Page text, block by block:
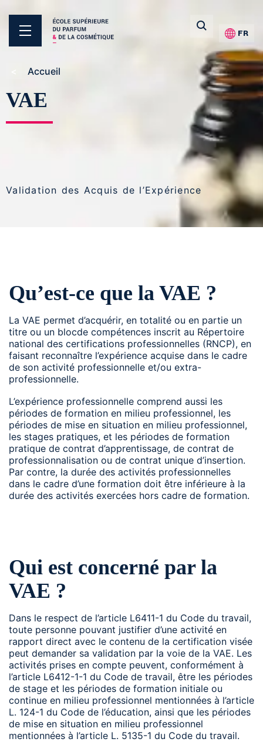
FR
Accueil
VAE
Validation des Acquis de l’Expérience
Qu’est-ce que la VAE ?
La VAE permet d’acquérir, en totalité ou en partie un
titre ou un blocde compétences inscrit au Répertoire
national des certifications professionnelles (RNCP), en
faisant reconnaître l’expérience acquise dans le cadre
de son activité professionnelle et/ou extra-
professionnelle.
L’expérience professionnelle comprend aussi les
périodes de formation en milieu professionnel, les
périodes de mise en situation en milieu professionnel,
les stages pratiques, et les périodes de formation
pratique de contrat d’apprentissage, de contrat de
professionnalisation ou de contrat unique d’insertion.
Par contre, la durée des activités professionnelles
dans le cadre d’une formation doit être inférieure à la
durée des activités exercées hors cadre de formation.
Qui est concerné par la
VAE ?
Dans le respect de l’article L6411-1 du Code du travail,
toute personne pouvant justifier d’une activité en
rapport direct avec le contenu de la certification visée
peut demander sa validation par la voie de la VAE. Les
activités prises en compte peuvent, conformément à
l’article L6412-1-1 du Code de travail, être les périodes
de stage et les périodes de formation initiale ou
continue en milieu professionnel mentionnées à l’article
L. 124-1 du Code de l’éducation, ainsi que les périodes
de mise en situation en milieu professionnel
mentionnées à l’article L. 5135-1 du Code du travail.